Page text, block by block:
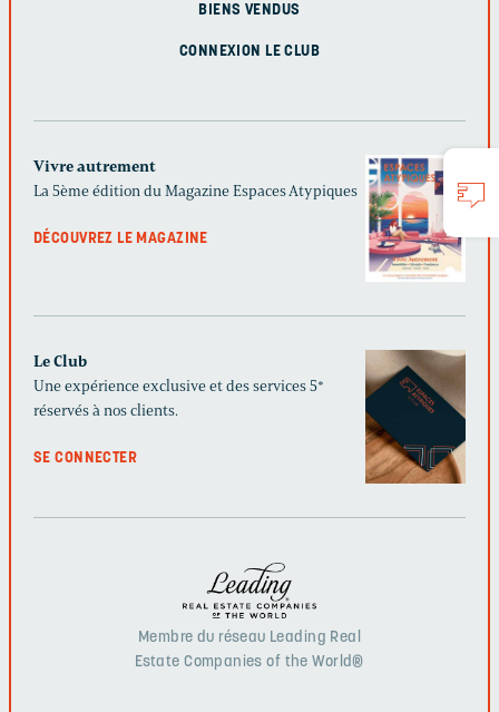
BIENS VENDUS
CONNEXION LE CLUB
Vivre autrement
La 5ème édition du Magazine Espaces Atypiques
DÉCOUVREZ LE MAGAZINE
Le Club
Une expérience exclusive et des services 5*
réservés à nos clients.
SE CONNECTER
Membre du réseau Leading Real
Estate Companies of the World®